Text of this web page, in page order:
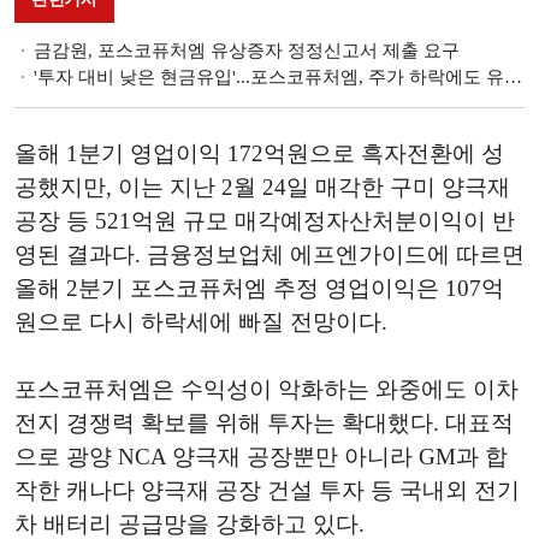
금감원, 포스코퓨처엠 유상증자 정정신고서 제출 요구
'투자 대비 낮은 현금유입'...포스코퓨처엠, 주가 하락에도 유증 단행한 이유
올해 1분기 영업이익 172억원으로 흑자전환에 성
공했지만, 이는 지난 2월 24일 매각한 구미 양극재
공장 등 521억원 규모 매각예정자산처분이익이 반
영된 결과다. 금융정보업체 에프엔가이드에 따르면
올해 2분기 포스코퓨처엠 추정 영업이익은 107억
원으로 다시 하락세에 빠질 전망이다.
포스코퓨처엠은 수익성이 악화하는 와중에도 이차
전지 경쟁력 확보를 위해 투자는 확대했다. 대표적
으로 광양 NCA 양극재 공장뿐만 아니라 GM과 합
작한 캐나다 양극재 공장 건설 투자 등 국내외 전기
차 배터리 공급망을 강화하고 있다.